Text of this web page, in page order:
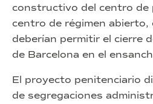
constructivo del centro de
centro de régimen abierto,
deberían permitir el cierre
de Barcelona en el
El proyecto penitenciario
de segregaciones